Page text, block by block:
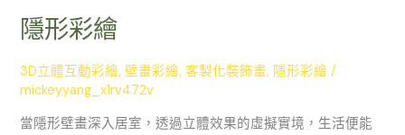
隱形彩繪
3D立體互動彩繪,壁畫彩繪,客製化裝飾畫, 隱形彩繪 /
mickeyyang_x1rv472v
當隱形壁畫深入居室，透過立體效果的虛擬實境，生活便能
隱
形
彩
繪